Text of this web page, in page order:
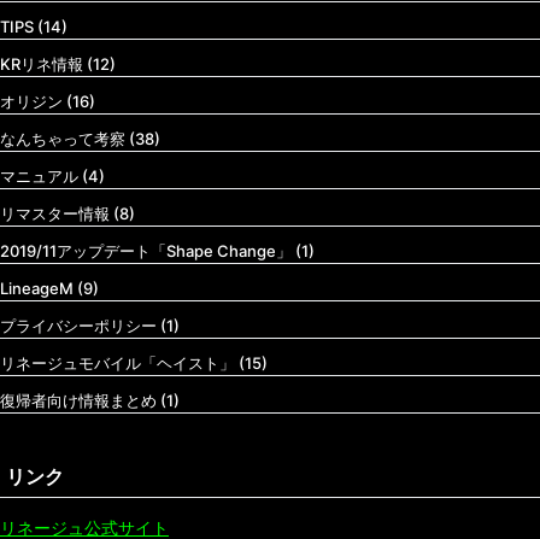
TIPS (14)
KRリネ情報 (12)
オリジン (16)
なんちゃって考察 (38)
マニュアル (4)
リマスター情報 (8)
2019/11アップデート「Shape Change」 (1)
LineageM (9)
プライバシーポリシー (1)
リネージュモバイル「ヘイスト」 (15)
復帰者向け情報まとめ (1)
リンク
リネージュ公式サイト